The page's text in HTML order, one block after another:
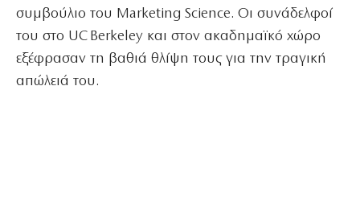
συμβούλιο του Marketing Science. Οι συνάδελφοί
του στο UC Berkeley και στον ακαδημαϊκό χώρο
εξέφρασαν τη βαθιά θλίψη τους για την τραγική
απώλειά του.